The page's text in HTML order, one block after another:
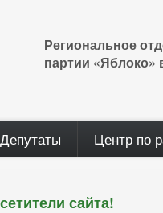
Региональное
партии «Яблоко»
Депутаты Центр по
сайта!